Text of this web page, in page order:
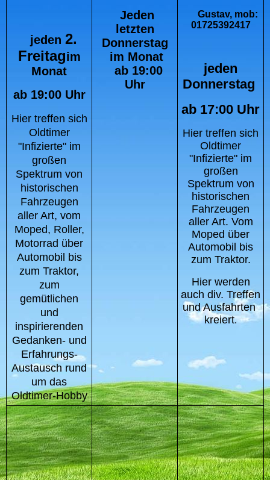
jeden 2.
Freitagim
Monat
ab 19:00 Uhr
Hier treffen sich
Oldtimer
"Infizierte" im
großen
Spektrum von
historischen
Fahrzeugen
aller Art, vom
Moped, Roller,
Motorrad über
Automobil bis
zum Traktor,
zum
gemütlichen
und
inspirierenden
Gedanken- und
Erfahrungs-
Austausch rund
um das
Oldtimer-Hobby
Jeden
letzten
Donnerstag
im Monat
ab 19:00
Uhr
Gustav, mob:
01725392417
jeden
Donnerstag
ab 17:00 Uhr
Hier treffen sich
Oldtimer
"Infizierte" im
großen
Spektrum von
historischen
Fahrzeugen
aller Art. Vom
Moped über
Automobil bis
zum Traktor.
Hier werden
auch div. Treffen
und Ausfahrten
kreiert.